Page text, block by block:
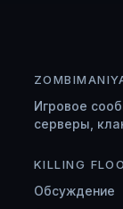
Игровое
серверы,
KILLING
Обсуждение